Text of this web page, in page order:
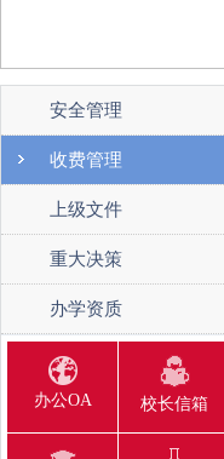
安全管理
收费管理
上级文件
重大决策
办学资质
办公OA 校长信箱